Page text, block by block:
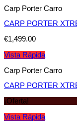
Carp Porter Carro
CARP PORTER
€1,499.00
Vista Rápida
Carp Porter Carro
CARP PORTER
¡Oferta!
Vista Rápida